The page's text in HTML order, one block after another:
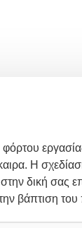
Η
δική σας
την βάπτιση